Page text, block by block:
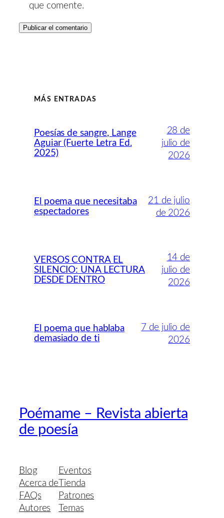
que comente.
MÁS ENTRADAS
Poesías de sangre, Lange
Aguiar (Fuerte Letra Ed.
2025)
28 de
julio de
2026
El poema que necesitaba
espectadores
21 de julio
de 2026
VERSOS CONTRA EL
SILENCIO: UNA LECTURA
DESDE DENTRO
14 de
julio de
2026
El poema que hablaba
demasiado de ti
7 de julio de
2026
Poémame – Revista abierta
de poesía
Blog
Acerca de
FAQs
Autores
Eventos
Tienda
Patrones
Temas